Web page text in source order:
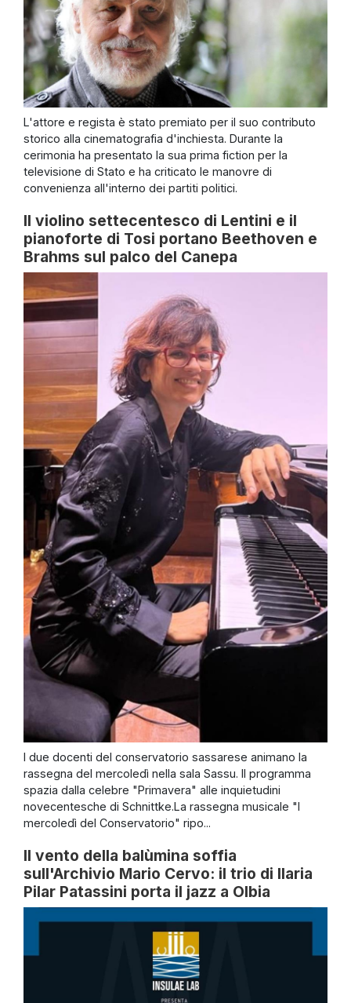
L'attore e regista è stato premiato per il suo contributo
storico alla cinematografia d'inchiesta. Durante la
cerimonia ha presentato la sua prima fiction per la
televisione di Stato e ha criticato le manovre di
convenienza all'interno dei partiti politici.
Il violino settecentesco di Lentini e il
pianoforte di Tosi portano Beethoven e
Brahms sul palco del Canepa
I due docenti del conservatorio sassarese animano la
rassegna del mercoledì nella sala Sassu. Il programma
spazia dalla celebre "Primavera" alle inquietudini
novecentesche di Schnittke.La rassegna musicale "I
mercoledì del Conservatorio" ripo...
Il vento della balùmina soffia
sull'Archivio Mario Cervo: il trio di Ilaria
Pilar Patassini porta il jazz a Olbia